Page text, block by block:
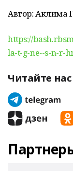
Автор: Аклима
https://
la-t-g-ne--s-n-r-
Читайте нас